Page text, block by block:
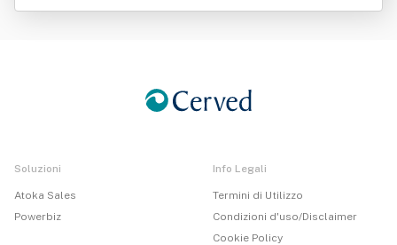
Associazione Culturale
Soluzioni
Atoka Sales
Powerbiz
Info Legali
Termini di Utilizzo
Condizioni d'uso/Disclaimer
Cookie Policy